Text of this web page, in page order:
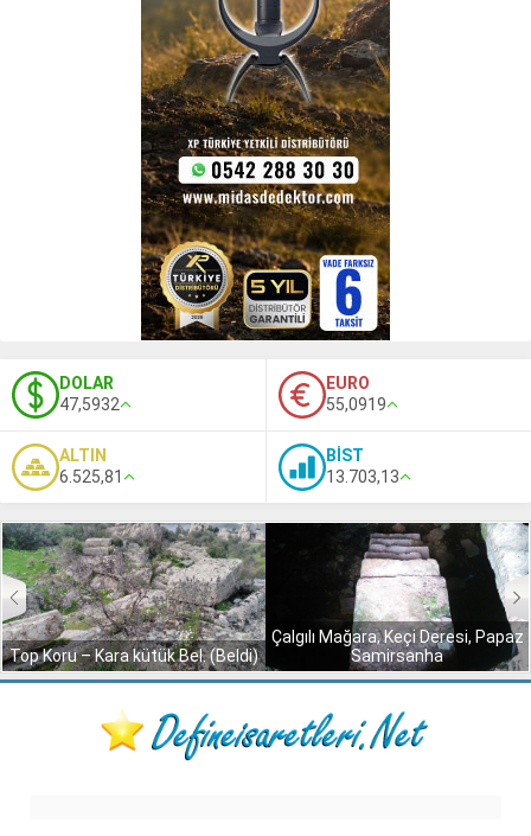
DOLAR
47,5932
EURO
55,0919
ALTIN
6.525,81
BİST
13.703,13
Çalgılı Mağara, Keçi Deresi, Papaz
Samirsanha
Ali Safran Bey Köyü – Aksu Boğazı